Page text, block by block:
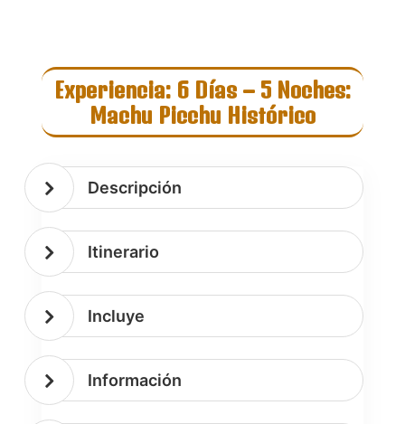
CUSCO
DAYS
Experiencia: 6 Días – 5 Noches:
Machu Picchu Histórico
Descripción
Itinerario
Incluye
Información